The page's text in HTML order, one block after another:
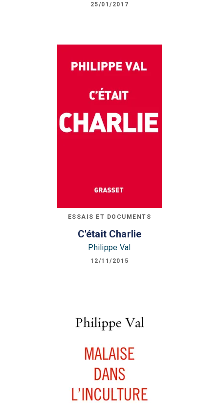
25/01/2017
ESSAIS ET DOCUMENTS
C'était Charlie
Philippe Val
12/11/2015